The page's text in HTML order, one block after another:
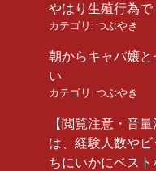
やはり生殖行為で
カテゴリ: つぶやき
朝からキャバ嬢
い
カテゴリ: つぶやき
【閲覧注意・音
は、経験人数や
ちにいかにベス